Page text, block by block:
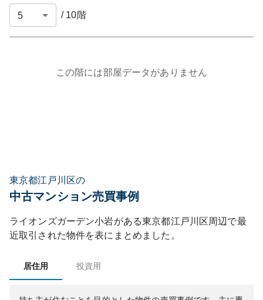
/ 10階
この階には部屋データがありません
東京都江戸川区の
中古マンション売買事例
ライオンズガーデン小岩がある東京都江戸川区周辺で最
近取引された物件を表にまとめました。
居住用 投資用